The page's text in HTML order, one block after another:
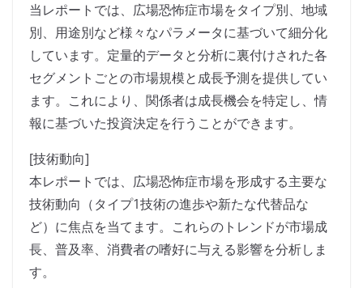
当レポートでは、広場恐怖症市場をタイプ別、地域
別、用途別など様々なパラメータに基づいて細分化
しています。定量的データと分析に裏付けされた各
セグメントごとの市場規模と成長予測を提供してい
ます。これにより、関係者は成長機会を特定し、情
報に基づいた投資決定を行うことができます。
[技術動向]
本レポートでは、広場恐怖症市場を形成する主要な
技術動向（タイプ1技術の進歩や新たな代替品な
ど）に焦点を当てます。これらのトレンドが市場成
長、普及率、消費者の嗜好に与える影響を分析しま
す。